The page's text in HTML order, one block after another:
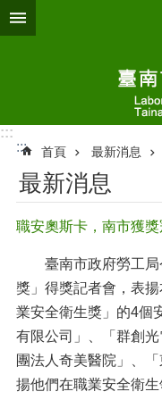
跳到主要內容區塊
:::
:::
首頁 最新消息
最新消息
職安奧斯卡，南市獲獎
臺南市政府勞工局
獎」得獎記者會，表
業安全衛生獎」的4個
有限公司」、「群創
團法人奇美醫院」、
揚他們在職業安全衛